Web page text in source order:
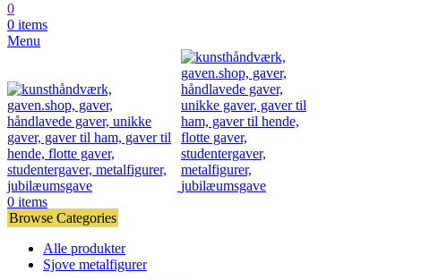
0
0 items
Menu
0 items
Browse Categories
Alle produkter
Sjove metalfigurer